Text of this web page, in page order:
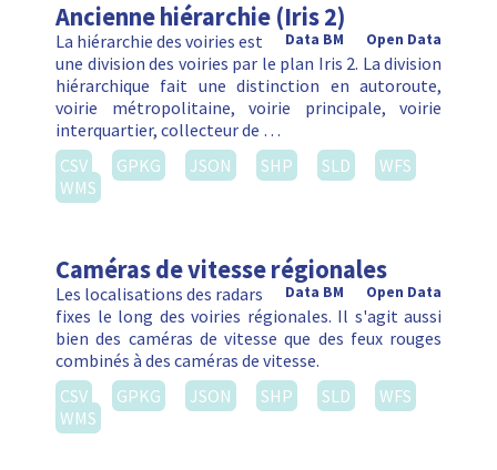
Ancienne hiérarchie (Iris 2)
Open Data
Data BM
La hiérarchie des voiries est
une division des voiries par le plan Iris 2. La division
hiérarchique fait une distinction en autoroute,
voirie métropolitaine, voirie principale, voirie
interquartier, collecteur de …
CSV
GPKG JSON SHP SLD
WFS
WMS
Caméras de vitesse régionales
Open Data
Data BM
Les localisations des radars
fixes le long des voiries régionales. Il s'agit aussi
bien des caméras de vitesse que des feux rouges
combinés à des caméras de vitesse.
CSV
GPKG JSON SHP SLD
WFS
WMS